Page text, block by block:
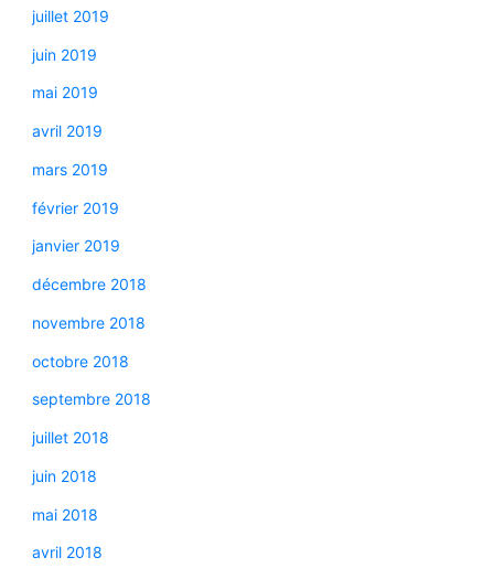
juillet 2019
juin 2019
mai 2019
avril 2019
mars 2019
février 2019
janvier 2019
décembre 2018
novembre 2018
octobre 2018
septembre 2018
juillet 2018
juin 2018
mai 2018
avril 2018